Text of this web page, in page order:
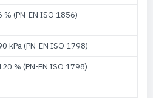
% (PN-EN ISO 1856)
kPa (PN-EN ISO 1798)
% (PN-EN ISO 1798)